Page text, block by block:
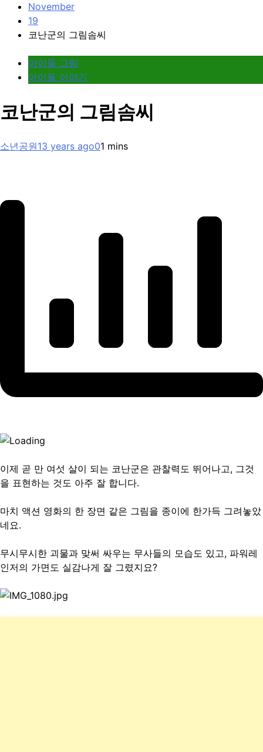
November
19
코난군의 그림솜씨
아이들 그림
아이들 이야기
코난군의 그림솜씨
소년공원13 years ago01 mins
이제 곧 만 여섯 살이 되는 코난군은 관찰력도 뛰어나고, 그것
을 표현하는 것도 아주 잘 합니다.
마치 액션 영화의 한 장면 같은 그림을 종이에 한가득 그려놓았
네요.
무시무시한 괴물과 맞써 싸우는 무사들의 모습도 있고, 파워레
인저의 가면도 실감나게 잘 그렸지요?